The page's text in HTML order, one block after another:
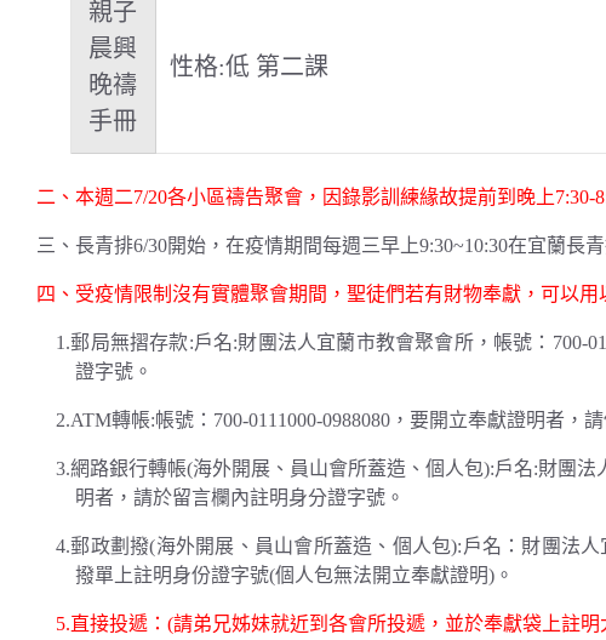
親子
晨興
晚禱
手冊
性格:低 第二課
二、本週二7/20各小區禱告聚會，因錄影訓練緣故提前到晚上7:30-
三、長青排6/30開始，在疫情期間每週三早上9:30~10:30在宜蘭長
四、受疫情限制沒有實體聚會期間，聖徒們若有財物奉獻，可以用
1.郵局無摺存款:戶名:財團法人宜蘭市教會聚會所，帳號：700-
證字號。
2.ATM轉帳:帳號：700-0111000-0988080，要開立奉獻證明者，
3.網路銀行轉帳(海外開展、員山會所蓋造、個人包):戶名:財團法
明者，請於留言欄內註明身分證字號。
4.郵政劃撥(海外開展、員山會所蓋造、個人包):戶名：財團法人
撥單上註明身份證字號(個人包無法開立奉獻證明)。
5.直接投遞：(請弟兄姊妹就近到各會所投遞，並於奉獻袋上註明